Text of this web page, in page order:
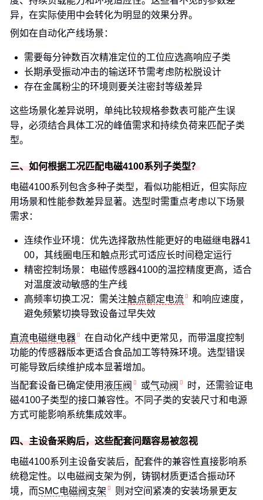
异，在实际使用中会转化为明显的效果分界。
例如在自动化产线场景：
需要每分钟数百次精准定位的工位应选高响应子类
长期承受振动冲击的输送环节需考虑防松脱设计
存在金属粉尘的环境则要关注密封等级差异
这些场景化差异说明，单纯比较规格参数表可能产生误
导，必须结合具体工况的峰值需求和持续负荷来匹配子类
型。
三、如何根据工况匹配电磁4100系列子类型？
电磁4100系列包含多种子类型，看似功能相近，但实际应
用场景和性能参数差异显著。选型时需重点考虑以下场景
需求：
连续作业环境：优先选择散热性能更好的电磁继电器41
00，其线圈电压和触点形式可适应长时间稳定运行
精密控制场景：电磁传感器4100的温控精度更高，适合
对温度波动敏感的生产线
高频率切换工况：需关注触点额定电流
和响应速度，
避免频繁切换导致设备过早失效
直流电磁继电器
在自动化产线中更常见，而带温度控制
功能的传感器版本更适合食品加工等特殊环境。选型错误
可能导致后续维护成本显著增加。
当配套设备已确定使用 液压阀 或气动阀
时，还需验证电
磁4100子类型的接口兼容性。不同子类的安装尺寸和电源
方式可能影响系统集成效率。
四、主设备采购后，这些配套问题容易被忽视
电磁4100系列主设备安装后，配套件的兼容性直接影响系
统稳定性。以电磁阀支架为例，铸钢材质更适合振动环
境，而SMC电磁阀支架
则对空间紧凑的安装场景更友